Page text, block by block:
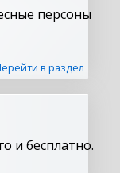
персоны
в раздел
и бесплатно.